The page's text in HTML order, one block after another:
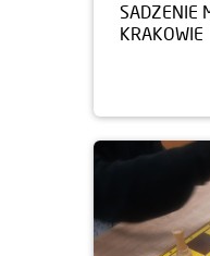
SADZENIE
KRAKOWIE